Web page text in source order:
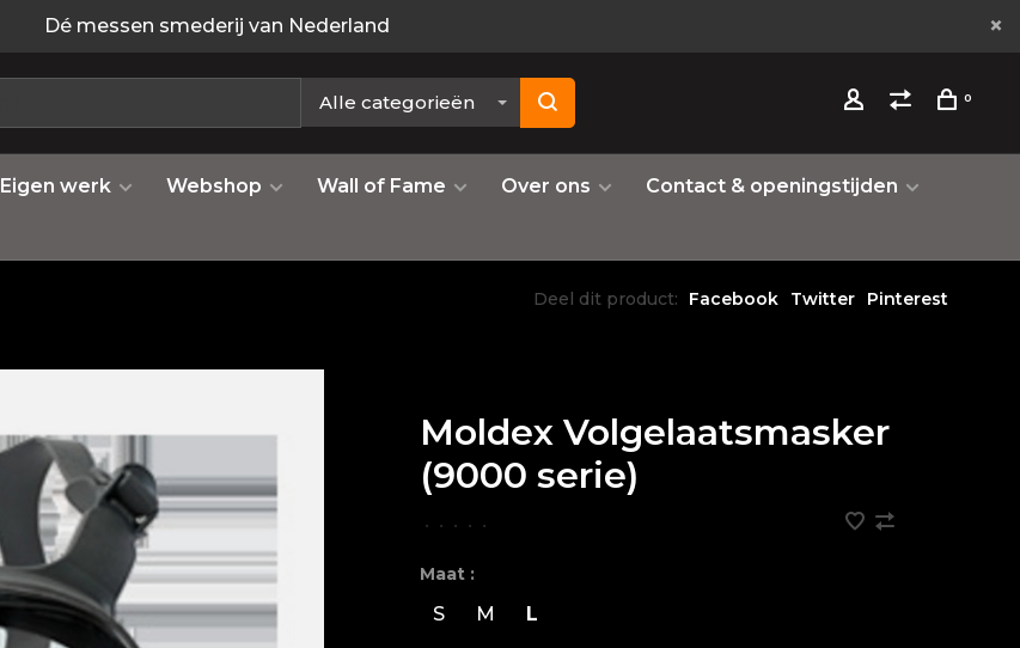
Dé messen smederij van Nederland
Alle categorieën 0
Eigen werk Webshop Wall of Fame Over ons
Contact & openingstijden
Deel dit product: Facebook Twitter Pinterest
Moldex Volgelaatsmasker
(9000 serie)
• • • • •
Maat :
S M L